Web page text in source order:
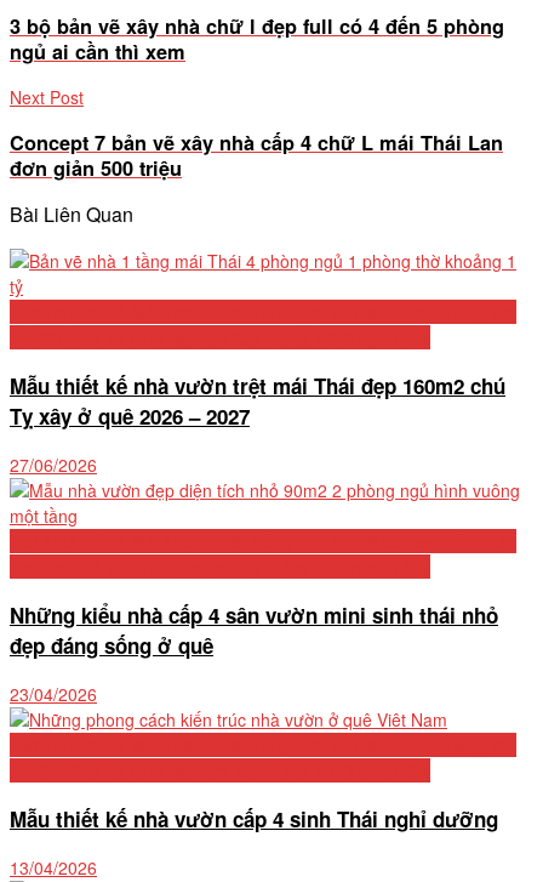
3 bộ bản vẽ xây nhà chữ l đẹp full có 4 đến 5 phòng
ngủ ai cần thì xem
Next Post
Concept 7 bản vẽ xây nhà cấp 4 chữ L mái Thái Lan
đơn giản 500 triệu
Bài Liên Quan
Mẫu thiết kế nhà vườn trệt mái Thái đẹp 160m2 chú
Tỵ xây ở quê 2026 – 2027
27/06/2026
Những kiểu nhà cấp 4 sân vườn mini sinh thái nhỏ
đẹp đáng sống ở quê
23/04/2026
Mẫu thiết kế nhà vườn cấp 4 sinh Thái nghỉ dưỡng
13/04/2026